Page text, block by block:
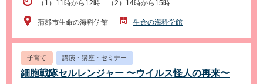
（1）11時から12時 （2）14時から15時
蒲郡市生命の海科学館 生命の海科学館
子育て 講演・講座・セミナー
細胞戦隊セルレンジャー 〜ウイルス怪人の再来〜